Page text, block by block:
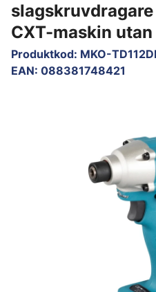
CXT-maskin
Produktkod: MKO-
EAN: 088381748421